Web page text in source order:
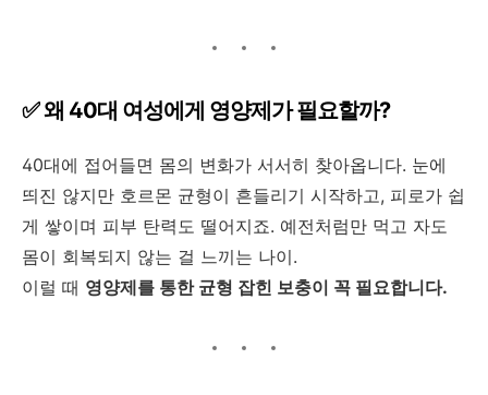
✅왜 40대 여성에게 영양제가 필요할까?
40대에 접어들면 몸의 변화가 서서히 찾아옵니다. 눈에
띄진 않지만 호르몬 균형이 흔들리기 시작하고, 피로가 쉽
게 쌓이며 피부 탄력도 떨어지죠. 예전처럼만 먹고 자도
몸이 회복되지 않는 걸 느끼는 나이.
이럴 때 영양제를 통한 균형 잡힌 보충이 꼭 필요합니다.